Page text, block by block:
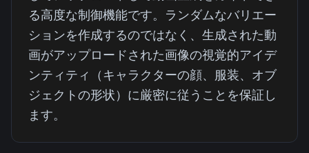
る高度な制御機能です。ランダムなバリエー
ションを作成するのではなく、生成された動
画がアップロードされた画像の視覚的アイデ
ンティティ（キャラクターの顔、服装、オブ
ジェクトの形状）に厳密に従うことを保証し
ます。